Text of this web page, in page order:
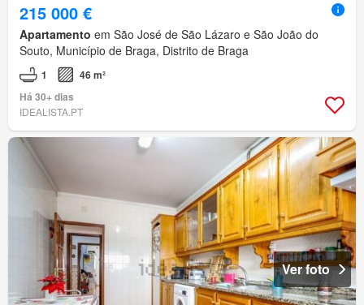
215 000 €
Apartamento em São José de São Lázaro e São João do
Souto, Município de Braga, Distrito de Braga
1
46 m²
Há 30+ dias
IDEALISTA.PT
Ver foto